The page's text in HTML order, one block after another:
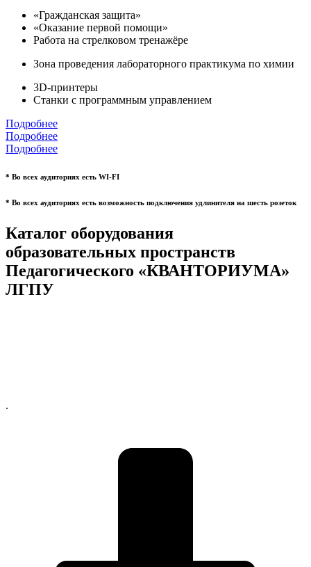
«Гражданская защита»
«Оказание первой помощи»
Работа на стрелковом тренажёре
Зона проведения лабораторного практикума по химии
3D-принтеры
Станки с программным управлением
Подробнее
Подробнее
Подробнее
* Во всех аудиториях есть WI-FI
* Во всех аудиториях есть возможность подключения удлинителя на шесть розеток
Каталог оборудования
образовательных пространств
Педагогического «КВАНТОРИУМА»
ЛГПУ
.